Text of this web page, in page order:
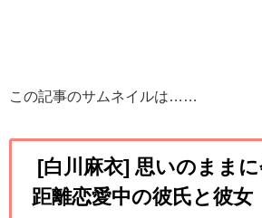
この記事のサムネイルは……
[白川麻衣] 思いのまま
距離恋愛中の彼氏と彼女